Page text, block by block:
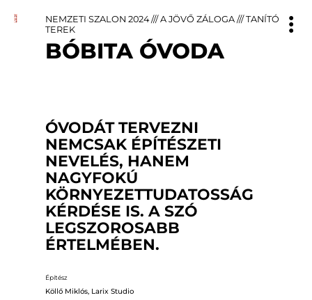
NEMZETI SZALON 2024///A JÖVŐ ZÁLOGA///TANÍTÓ
TEREK
BÓBITA ÓVODA
ÓVODÁT TERVEZNI
NEMCSAK ÉPÍTÉSZETI
NEVELÉS, HANEM
NAGYFOKÚ
KÖRNYEZETTUDATOSSÁG
KÉRDÉSE IS. A SZÓ
LEGSZOROSABB
ÉRTELMÉBEN.
Építész
Köllő Miklós, Larix Studio